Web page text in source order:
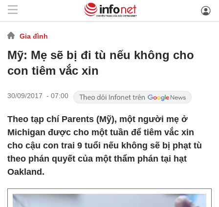
Gia đình
Mỹ: Mẹ sẽ bị đi tù nếu không cho
con tiêm vắc xin
30/09/2017 - 07:00
Theo tạp chí Parents (Mỹ), một người mẹ ở
Michigan được cho một tuần để tiêm vắc xin
cho cậu con trai 9 tuổi nếu không sẽ bị phạt tù
theo phán quyết của một thẩm phán tại hạt
Oakland.